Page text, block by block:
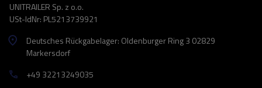
UNITRAILER Sp. z o.o.
USt-IdNr: PL5213739921
Deutsches Rückgabelager: Oldenburger Ring 3 02829
Markersdorf
+49 32213249035